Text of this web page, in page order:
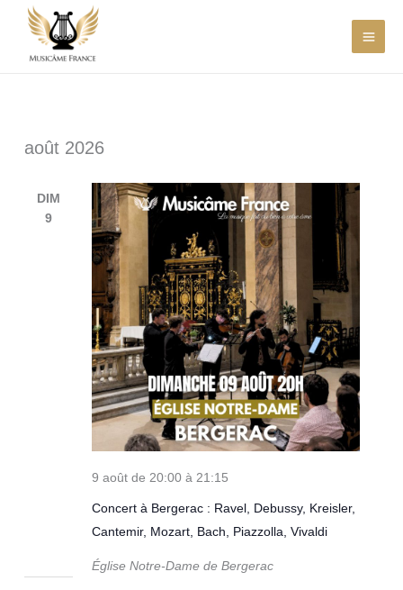
contenu
août 2026
DIM
9
Concert à Bergerac : Ravel, Debussy, Kreisler,
Cantemir, Mozart, Bach, Piazzolla, Vivaldi
9 août de 20:00 à 21:15
Église Notre-Dame de Bergerac